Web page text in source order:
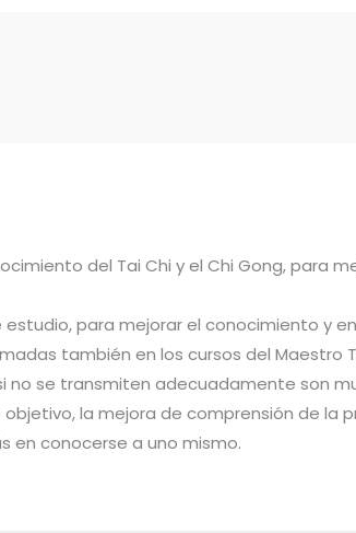
del Tai Chi y el Chi Gong, para
para mejorar el conocimiento y
también en los cursos del Maestro
no se transmiten adecuadamente son
la mejora de comprensión de la
en conocerse a uno mismo.